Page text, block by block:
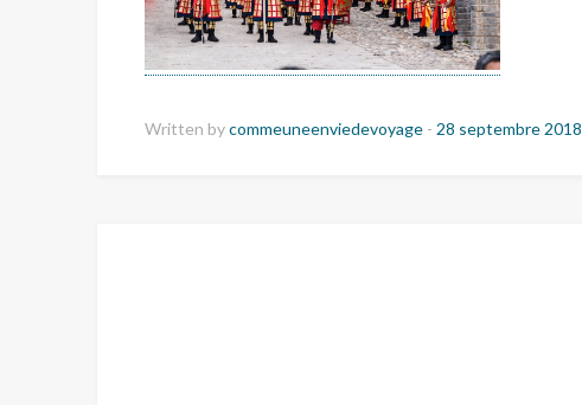
Written bycommeuneenviedevoyage - 28 septembre 2018